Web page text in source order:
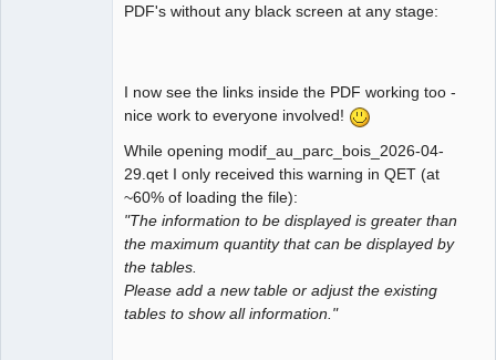
PDF's without any black screen at any stage:
I now see the links inside the PDF working too -
nice work to everyone involved!
While opening modif_au_parc_bois_2026-04-
29.qet I only received this warning in QET (at
~60% of loading the file):
"The information to be displayed is greater than
the maximum quantity that can be displayed by
the tables.
Please add a new table or adjust the existing
tables to show all information."